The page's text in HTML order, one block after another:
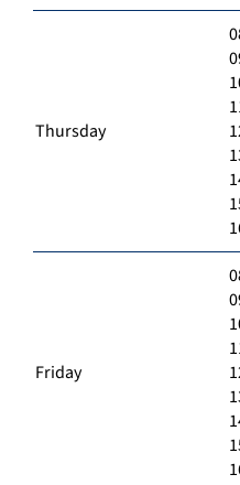
Thursday
Friday